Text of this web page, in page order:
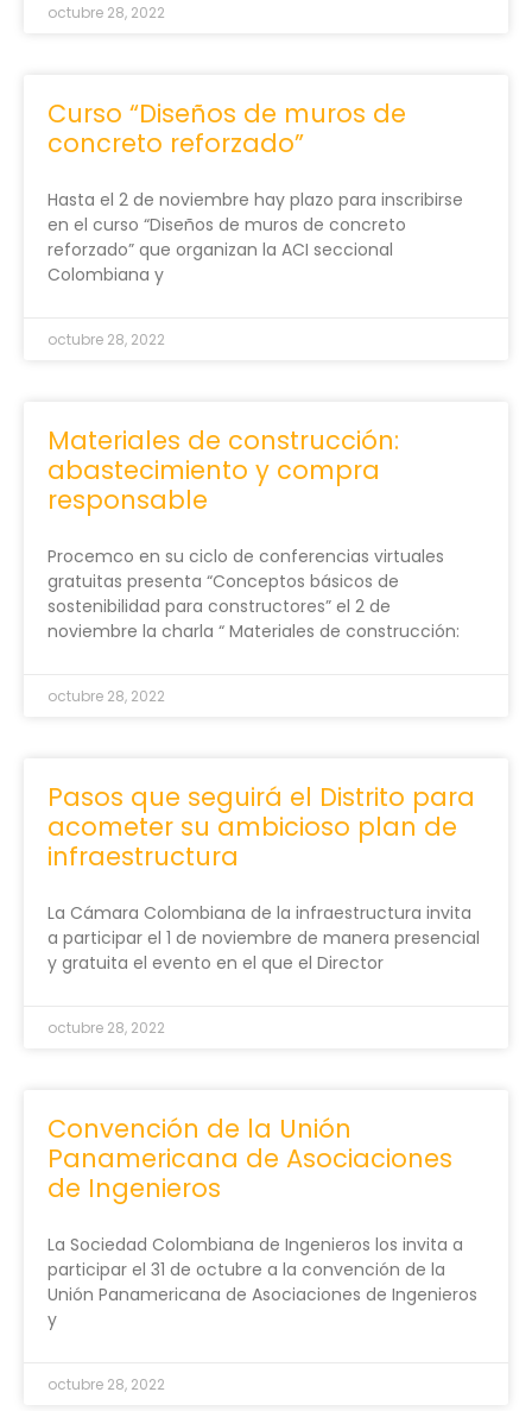
octubre 28, 2022
Curso “Diseños de muros de
concreto reforzado”
Hasta el 2 de noviembre hay plazo para inscribirse
en el curso “Diseños de muros de concreto
reforzado” que organizan la ACI seccional
Colombiana y
octubre 28, 2022
Materiales de construcción:
abastecimiento y compra
responsable
Procemco en su ciclo de conferencias virtuales
gratuitas presenta “Conceptos básicos de
sostenibilidad para constructores” el 2 de
noviembre la charla “ Materiales de construcción:
octubre 28, 2022
Pasos que seguirá el Distrito para
acometer su ambicioso plan de
infraestructura
La Cámara Colombiana de la infraestructura invita
a participar el 1 de noviembre de manera presencial
y gratuita el evento en el que el Director
octubre 28, 2022
Convención de la Unión
Panamericana de Asociaciones
de Ingenieros
La Sociedad Colombiana de Ingenieros los invita a
participar el 31 de octubre a la convención de la
Unión Panamericana de Asociaciones de Ingenieros
y
octubre 28, 2022